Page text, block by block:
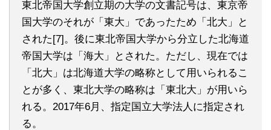
東北帝国大学創立期の大学の文書記号は、東京帝
国大学のそれが「東大」であったため「北大」と
された[7]。後に東北帝国大学から分立した北海道
帝国大学は「海大」とされた。ただし、現在では
「北大」は北海道大学の略称として用いられるこ
とが多く、東北大学の略称は「東北大」が用いら
れる。2017年6月、指定国立大学法人に指定され
る。